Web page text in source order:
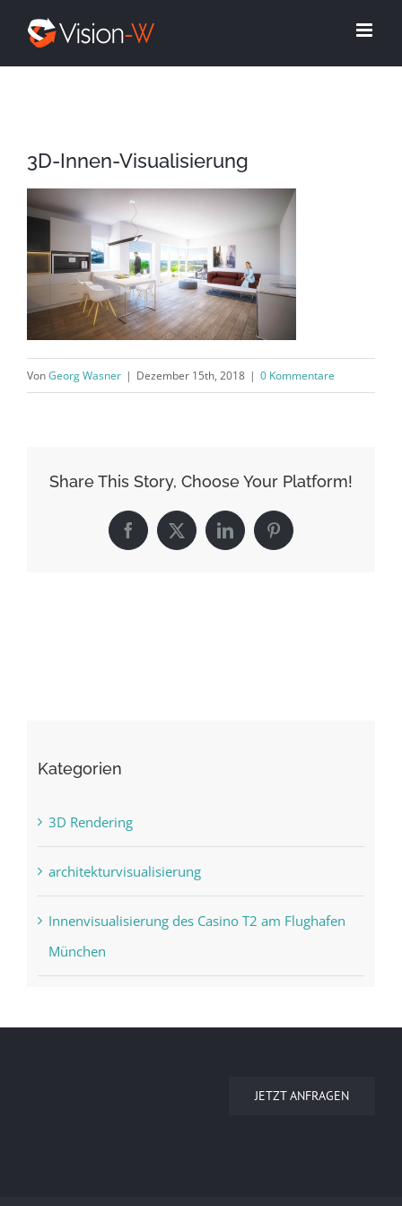
3D-Innen-Visualisierung
VonGeorg Wasner | Dezember 15th, 2018 | 0 Kommentare
Share This Story, Choose Your Platform!
Facebook
X LinkedInPinterest
Kategorien
3D Rendering
architekturvisualisierung
Innenvisualisierung des Casino T2 am Flughafen
München
JETZT ANFRAGEN